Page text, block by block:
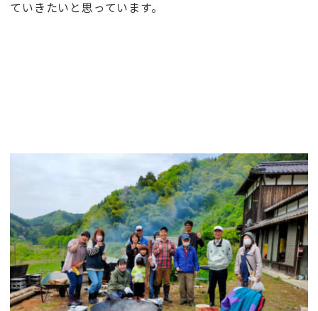
ていきたいと思っています。